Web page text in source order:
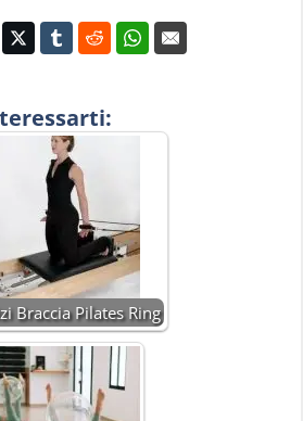
Braccia Pilates Ring